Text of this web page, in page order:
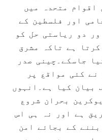
اقوام متحدہ میں
اور فلسطین کے
دو ریاستی حل کو
ہے تاکہ مشرق
جاسکے۔چینی صدر
کئی مواقع پر
بیان کیا ہے۔انہوں
بحران شروع
ہے اور نہ ہی اس
کے بجائے امن